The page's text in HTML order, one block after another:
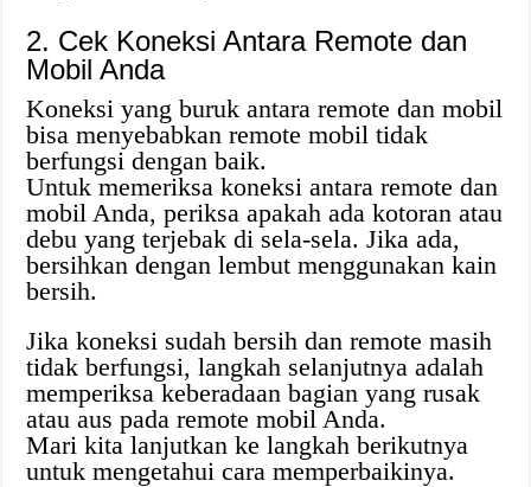
2. Cek Koneksi Antara Remote dan
Mobil Anda
Koneksi yang buruk antara remote dan mobil
bisa menyebabkan remote mobil tidak
berfungsi dengan baik.
Untuk memeriksa koneksi antara remote dan
mobil Anda, periksa apakah ada kotoran atau
debu yang terjebak di sela-sela. Jika ada,
bersihkan dengan lembut menggunakan kain
bersih.
Jika koneksi sudah bersih dan remote masih
tidak berfungsi, langkah selanjutnya adalah
memperiksa keberadaan bagian yang rusak
atau aus pada remote mobil Anda.
Mari kita lanjutkan ke langkah berikutnya
untuk mengetahui cara memperbaikinya.